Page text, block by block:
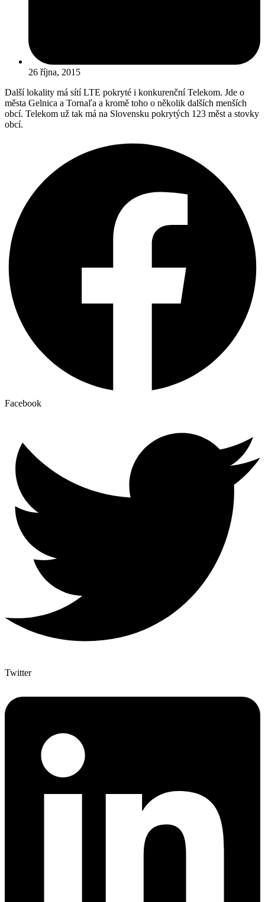
26 října, 2015
Další lokality má sítí LTE pokryté i konkurenční Telekom. Jde o
města Gelnica a Tornaľa a kromě toho o několik dalších menších
obcí. Telekom už tak má na Slovensku pokrytých 123 měst a stovky
obcí.
Facebook
Twitter